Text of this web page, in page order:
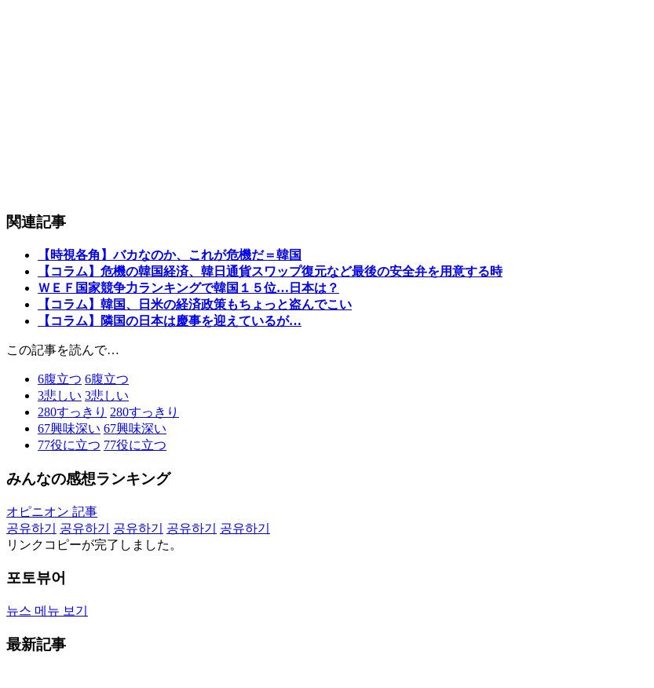
関連記事
【時視各角】バカなのか、これが危機だ＝韓国
【コラム】危機の韓国経済、韓日通貨スワップ復元など最後の安全弁を用意する時
ＷＥＦ国家競争力ランキングで韓国１５位…日本は？
【コラム】韓国、日米の経済政策もちょっと盗んでこい
【コラム】隣国の日本は慶事を迎えているが…
この記事を読んで…
6腹立つ 6腹立つ
3悲しい 3悲しい
280すっきり 280すっきり
67興味深い 67興味深い
77役に立つ 77役に立つ
みんなの感想ランキング
オピニオン 記事
공유하기
공유하기 공유하기 공유하기
공유하기
リンクコピーが完了しました。
포토뷰어
뉴스 메뉴 보기
最新記事